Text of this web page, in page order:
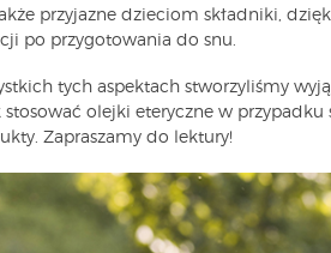
przyjazne dzieciom składniki,
po przygotowania do snu.
tych aspektach stworzyliśmy
stosować olejki eteryczne w
Zapraszamy do lektury!